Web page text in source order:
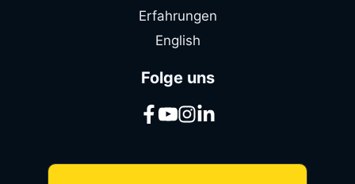
Erfahrungen
English
Folge uns